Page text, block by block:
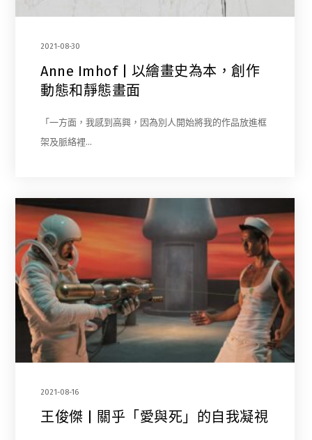
2021-08-30
Anne Imhof | 以繪畫史為本，創作
動態和靜態畫面
「一方面，我感到高興，因為別人開始將我的作品放進框
架及脈絡裡…
2021-08-16
王俊傑 | 關乎「愛與死」的自我凝視